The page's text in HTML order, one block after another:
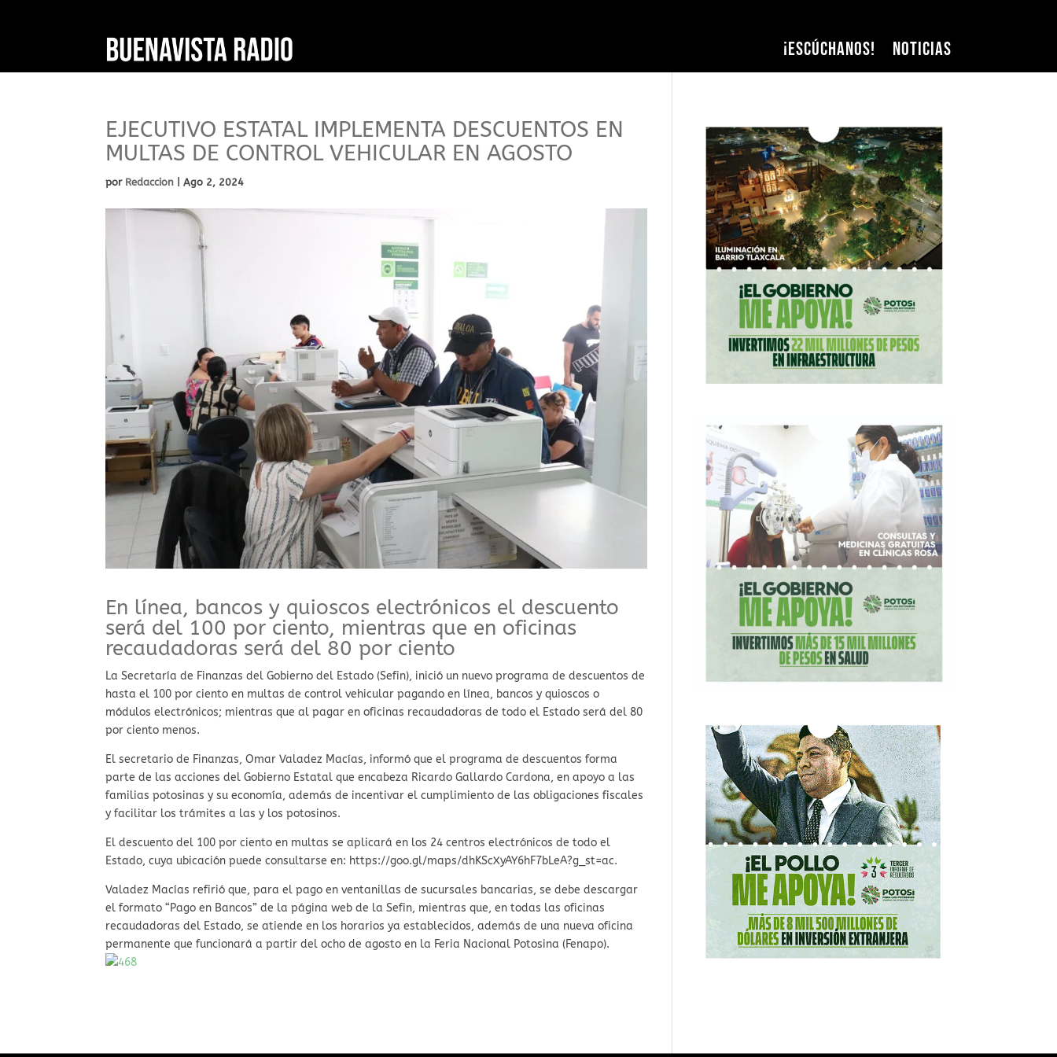
¡Escúchanos! Noticias
EJECUTIVO ESTATAL IMPLEMENTA DESCUENTOS EN
MULTAS DE CONTROL VEHICULAR EN AGOSTO
por Redaccion |Ago 2, 2024
En línea, bancos y quioscos electrónicos el descuento
será del 100 por ciento, mientras que en oficinas
recaudadoras será del 80 por ciento
La Secretaría de Finanzas del Gobierno del Estado (Sefin), inició un nuevo programa de descuentos de
hasta el 100 por ciento en multas de control vehicular pagando en línea, bancos y quioscos o
módulos electrónicos; mientras que al pagar en oficinas recaudadoras de todo el Estado será del 80
por ciento menos.
El secretario de Finanzas, Omar Valadez Macías, informó que el programa de descuentos forma
parte de las acciones del Gobierno Estatal que encabeza Ricardo Gallardo Cardona, en apoyo a las
familias potosinas y su economía, además de incentivar el cumplimiento de las obligaciones fiscales
y facilitar los trámites a las y los potosinos.
El descuento del 100 por ciento en multas se aplicará en los 24 centros electrónicos de todo el
Estado, cuya ubicación puede consultarse en: https://goo.gl/maps/dhKScXyAY6hF7bLeA?g_st=ac.
Valadez Macías refirió que, para el pago en ventanillas de sucursales bancarias, se debe descargar
el formato “Pago en Bancos” de la página web de la Sefin, mientras que, en todas las oficinas
recaudadoras del Estado, se atiende en los horarios ya establecidos, además de una nueva oficina
permanente que funcionará a partir del ocho de agosto en la Feria Nacional Potosina (Fenapo).